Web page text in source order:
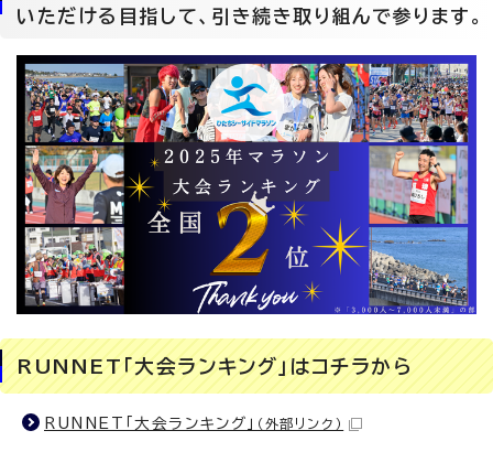
いただける目指して、引き続き取り組んで参ります。
RUNNET「大会ランキング」はコチラから
RUNNET「大会ランキング」 （外部リンク）